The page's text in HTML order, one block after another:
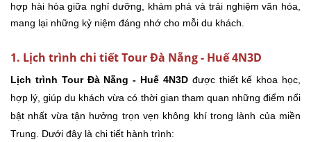
hợp hài hòa giữa nghỉ dưỡng, khám phá và trải nghiệm văn hóa,
mang lại những kỷ niệm đáng nhớ cho mỗi du khách.
1. Lịch trình chi tiết Tour Đà Nẵng - Huế 4N3D
Lịch trình Tour Đà Nẵng - Huế 4N3Dđược thiết kế khoa học,
hợp lý, giúp du khách vừa có thời gian tham quan những điểm nổi
bật nhất vừa tận hưởng trọn vẹn không khí trong lành của miền
Trung. Dưới đây là chi tiết hành trình: